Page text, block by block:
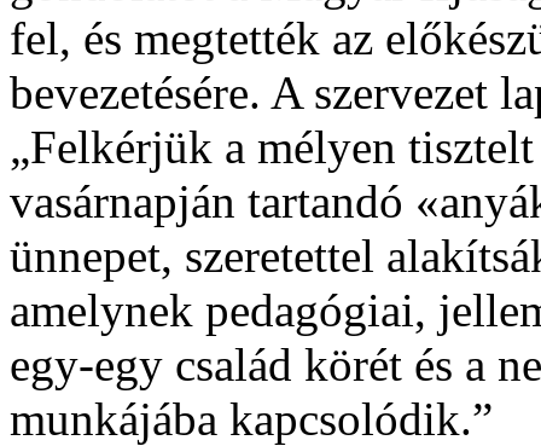
fel, és megtették az
bevezetésére. A szervezet
„Felkérjük a mélyen
vasárnapján tartandó
ünnepet, szeretettel
amelynek pedagógiai,
egy-egy család körét és a
munkájába kapcsolódik.”